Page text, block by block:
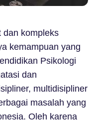
dan kompleks
kemampuan yang
Psikologi
dan
multidisipliner
masalah yang
Oleh karena